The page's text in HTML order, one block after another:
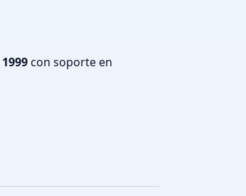
1999con soporte en